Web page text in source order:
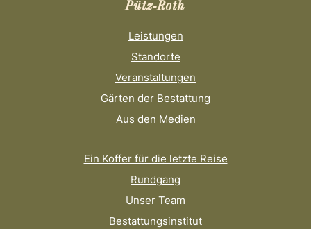
Pütz-Roth
Leistungen
Standorte
Veranstaltungen
Gärten der Bestattung
Aus den Medien
Ein Koffer für die letzte Reise
Rundgang
Unser Team
Bestattungsinstitut